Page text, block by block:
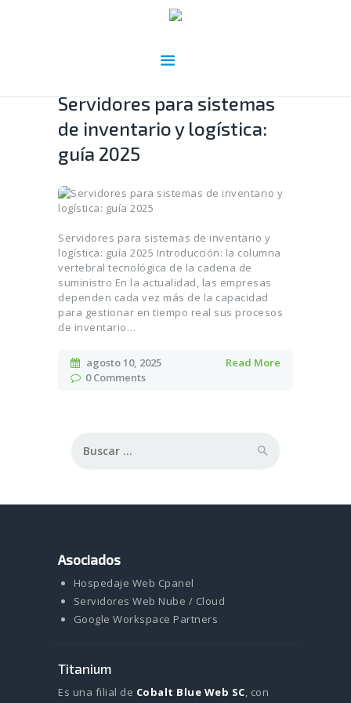
Servidores para sistemas
de inventario y logística:
guía 2025
Servidores para sistemas de inventario y
logística: guía 2025 Introducción: la columna
vertebral tecnológica de la cadena de
suministro En la actualidad, las empresas
dependen cada vez más de la capacidad
para gestionar en tiempo real sus procesos
de inventario…
agosto 10, 2025
0 Comments
Read More
Asociados
Hospedaje Web Cpanel
Servidores Web Nube / Cloud
Google Workspace Partners
Titanium
Es una filial de Cobalt Blue Web SC, con